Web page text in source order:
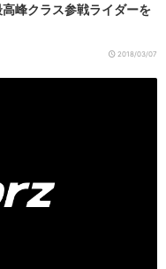
峰クラス参戦ライダーを
2018/03/07